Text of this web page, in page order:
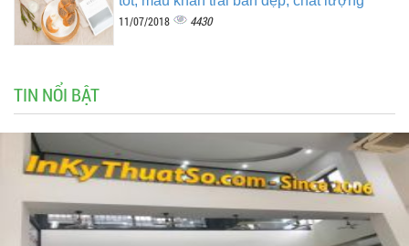
11/07/2018 4430
TIN NỔI BẬT